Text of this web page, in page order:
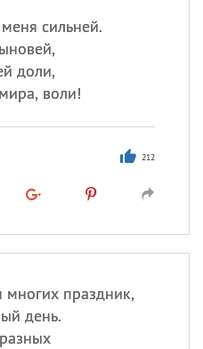
сильней.
доли,
воли!
212
праздник,
день.
празднуют именины